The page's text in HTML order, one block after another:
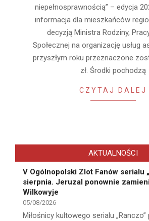
niepełnosprawnością” – edycja
informacja dla mieszkańców
decyzją Ministra Rodziny,
Społecznej na organizację usług
przyszłym roku przeznaczone
zł. Środki pochodzą
CZYTAJ DALEJ
AKTUALNOŚCI
V Ogólnopolski Zlot Fanów serialu
sierpnia. Jeruzal ponownie
Wilkowyje
05/08/2026
Miłośnicy kultowego serialu